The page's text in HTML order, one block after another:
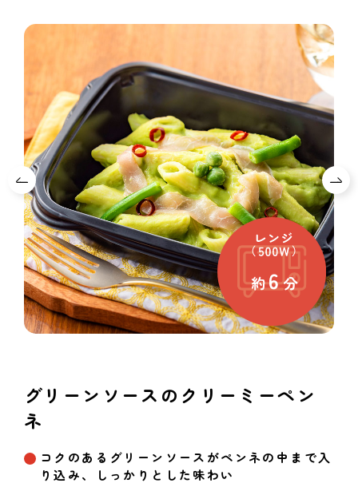
グリーンソースのクリーミーペン
ネ
コクのあるグリーンソースがペンネの中まで入
り込み、しっかりとした味わい